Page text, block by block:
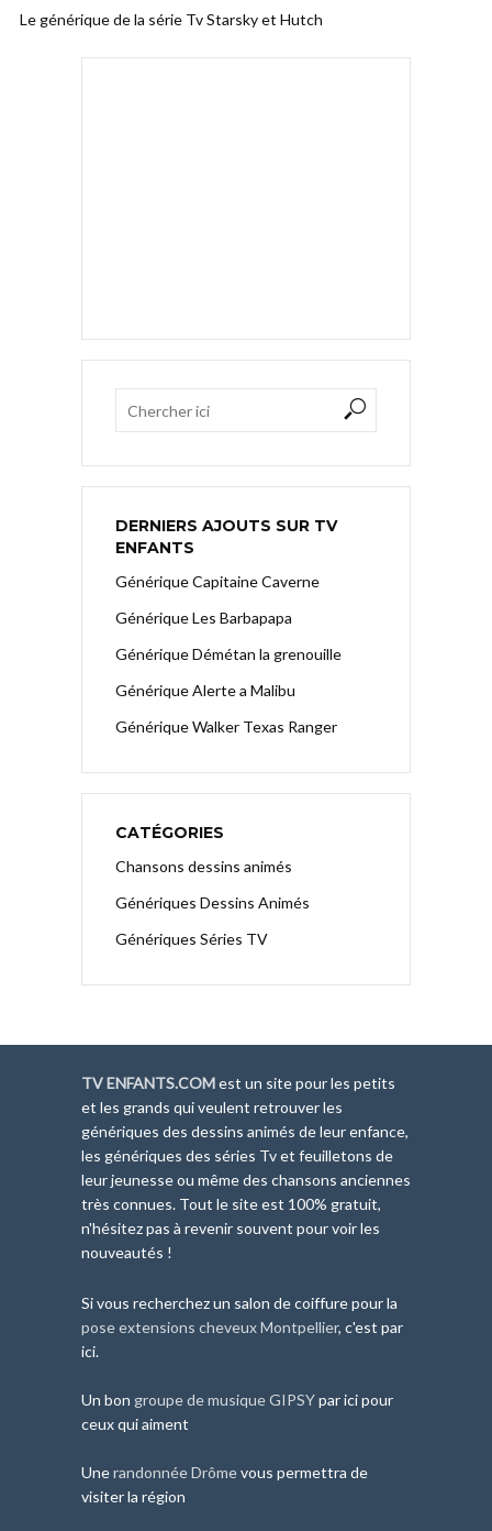
Le générique de la série Tv Starsky et Hutch
DERNIERS AJOUTS SUR TV
ENFANTS
Générique Capitaine Caverne
Générique Les Barbapapa
Générique Démétan la grenouille
Générique Alerte a Malibu
Générique Walker Texas Ranger
CATÉGORIES
Chansons dessins animés
Génériques Dessins Animés
Génériques Séries TV
TV ENFANTS.COMest un site pour les petits
et les grands qui veulent retrouver les
génériques des dessins animés de leur enfance,
les génériques des séries Tv et feuilletons de
leur jeunesse ou même des chansons anciennes
très connues. Tout le site est 100% gratuit,
n'hésitez pas à revenir souvent pour voir les
nouveautés !
Si vous recherchez un salon de coiffure pour la
pose extensions cheveux Montpellier, c'est par
ici.
Un bon groupe de musique GIPSYpar ici pour
ceux qui aiment
Unerandonnée Drômevous permettra de
visiter la région